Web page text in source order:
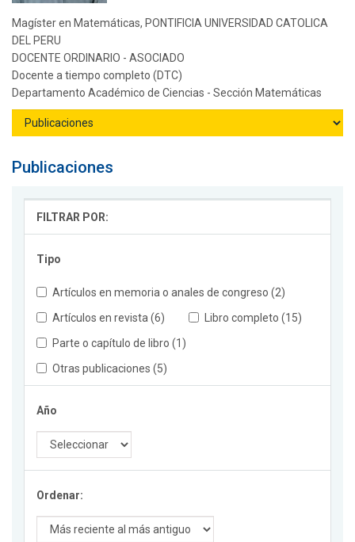
Magíster en Matemáticas, PONTIFICIA UNIVERSIDAD CATOLICA
DEL PERU
DOCENTE ORDINARIO - ASOCIADO
Docente a tiempo completo (DTC)
Departamento Académico de Ciencias - Sección Matemáticas
Publicaciones
FILTRAR POR:
Tipo
Artículos en memoria o anales de congreso (2)
Artículos en revista (6)
Libro completo (15)
Parte o capítulo de libro (1)
Otras publicaciones (5)
Año
Ordenar: